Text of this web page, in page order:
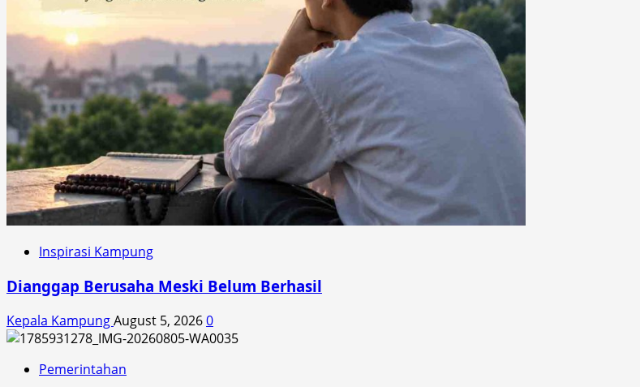
Inspirasi Kampung
Dianggap Berusaha Meski Belum Berhasil
Kepala KampungAugust 5, 20260
Pemerintahan